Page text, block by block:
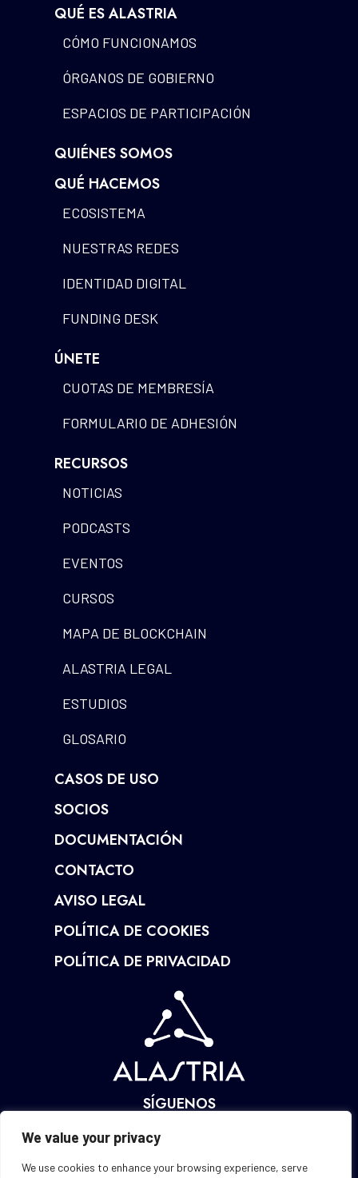
We value your privacy
We use cookies to enhance your browsing experience, serve
QUÉ ES ALASTRIA
CÓMO FUNCIONAMOS
ÓRGANOS DE GOBIERNO
ESPACIOS DE PARTICIPACIÓN
QUIÉNES SOMOS
QUÉ HACEMOS
ECOSISTEMA
NUESTRAS REDES
IDENTIDAD DIGITAL
FUNDING DESK
ÚNETE
CUOTAS DE MEMBRESÍA
FORMULARIO DE ADHESIÓN
RECURSOS
NOTICIAS
PODCASTS
EVENTOS
CURSOS
MAPA DE BLOCKCHAIN
ALASTRIA LEGAL
ESTUDIOS
GLOSARIO
CASOS DE USO
SOCIOS
DOCUMENTACIÓN
CONTACTO
AVISO LEGAL
POLÍTICA DE COOKIES
POLÍTICA DE PRIVACIDAD
SÍGUENOS